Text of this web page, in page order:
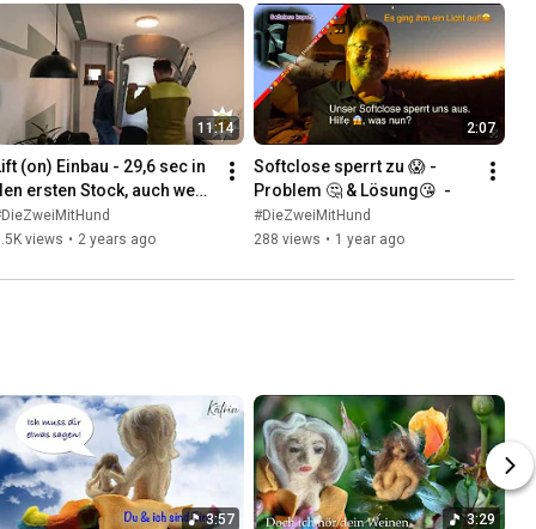
11:14
(on) Einbau - 29,6 sec in
ersten Stock, auch wenn
👣 es nicht mehr
…
views • 2 years ago
2:07
Softclose sperrt zu 😱 -
Problem 🤔 & Lösung😘  -
#DieZweiMitHund
288 views • 1 year ago
3:57 3:29